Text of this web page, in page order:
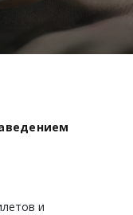
и